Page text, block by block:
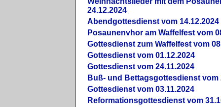
24.12.2024
Abendgottesdienst vom 14.12.2024
Posaunenvhor am Waffelfest vom
Gottesdienst zum Waffelfest vom
Gottesdienst vom 01.12.2024
Gottesdienst vom 24.11.2024
Buß- und Bettagsgottesdienst vom
Gottesdienst vom 03.11.2024
Reformationsgottesdienst vom